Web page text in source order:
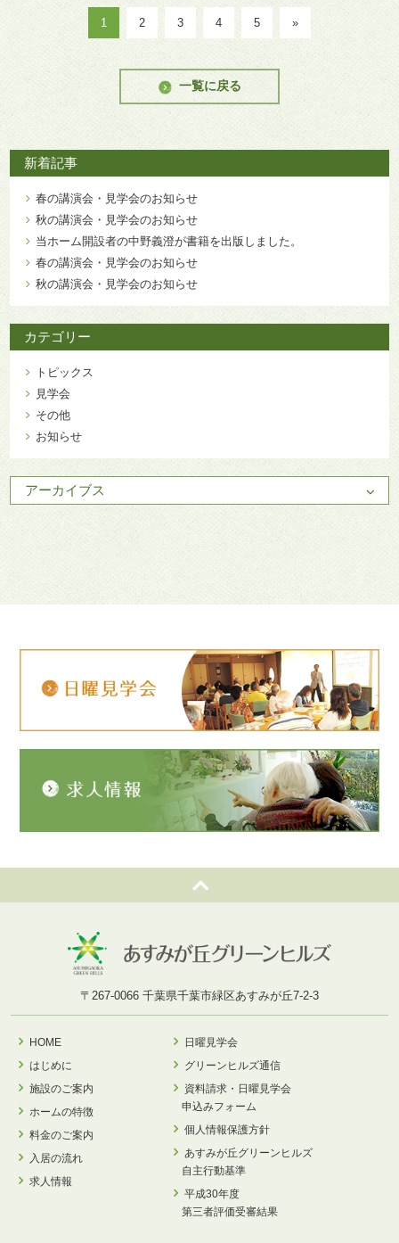
1 2 3 4 5 »
一覧に戻る
新着記事
春の講演会・見学会のお知らせ
秋の講演会・見学会のお知らせ
当ホーム開設者の中野義澄が書籍を出版しました。
春の講演会・見学会のお知らせ
秋の講演会・見学会のお知らせ
カテゴリー
トピックス
見学会
その他
お知らせ
アーカイブス
〒267-0066 千葉県千葉市緑区あすみが丘7-2-3
HOME
はじめに
施設のご案内
ホームの特徴
料金のご案内
入居の流れ
求人情報
日曜見学会
グリーンヒルズ通信
資料請求・日曜見学会
申込みフォーム
個人情報保護方針
あすみが丘グリーンヒルズ
自主行動基準
平成30年度
第三者評価受審結果